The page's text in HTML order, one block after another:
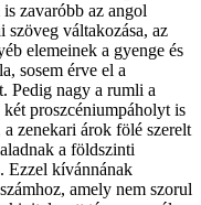
zavaróbb az angol
szöveg váltakozása, az
elemeinek a gyenge és
sosem érve el a
Pedig nagy a rumli a
proszcéniumpáholyt is
zenekari árok fölé szerelt
a földszinti
Ezzel kívánnának
amely nem szorul